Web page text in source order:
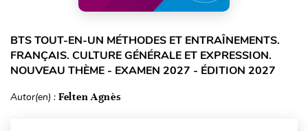
BTS TOUT-EN-UN MÉTHODES ET ENTRAÎNEMENTS.
FRANÇAIS. CULTURE GÉNÉRALE ET EXPRESSION.
NOUVEAU THÈME - EXAMEN 2027 - ÉDITION 2027
Autor(en) : Felten Agnès